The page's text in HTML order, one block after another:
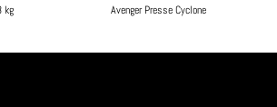
kg Avenger Presse Cyclone